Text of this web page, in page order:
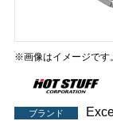
※画像はイメージです
ブランド